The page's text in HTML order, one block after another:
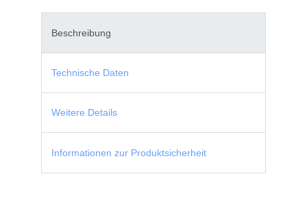
Beschreibung
Technische Daten
Weitere Details
Informationen zur Produktsicherheit